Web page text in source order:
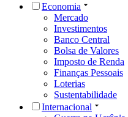
Economia
Mercado
Investimentos
Banco Central
Bolsa de Valores
Imposto de Renda
Finanças Pessoais
Loterias
Sustentabilidade
Internacional